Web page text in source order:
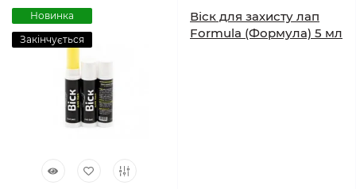
Новинка
Закінчується
Віск для захисту лап
Formula (Формула) 5 мл